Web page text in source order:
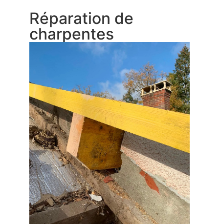
Réparation de
charpentes